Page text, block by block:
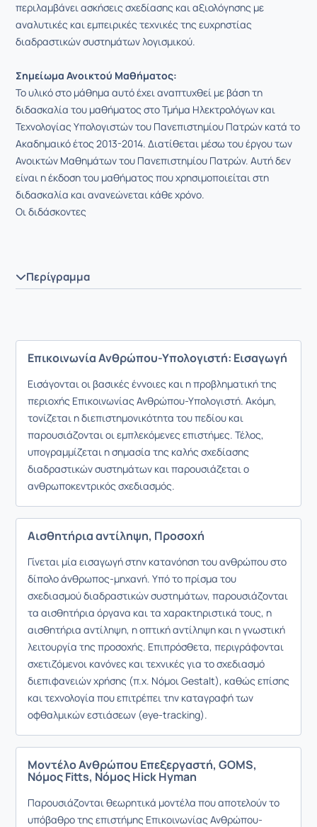
περιλαμβάνει ασκήσεις σχεδίασης και αξιολόγησης με
αναλυτικές και εμπειρικές τεχνικές της ευχρηστίας
διαδραστικών συστημάτων λογισμικού.
Σημείωμα Ανοικτού Μαθήματος:
Το υλικό στο μάθημα αυτό έχει αναπτυχθεί με βάση τη
διδασκαλία του μαθήματος στο Τμήμα Ηλεκτρολόγων και
Τεχνολογίας Υπολογιστών του Πανεπιστημίου Πατρών κατά το
Ακαδημαικό έτος 2013-2014. Διατίθεται μέσω του έργου των
Ανοικτών Μαθημάτων του Πανεπιστημίου Πατρών. Αυτή δεν
είναι η έκδοση του μαθήματος που χρησιμοποιείται στη
διδασκαλία και ανανεώνεται κάθε χρόνο.
Οι διδάσκοντες
Περίγραμμα
Επικοινωνία Ανθρώπου-Υπολογιστή: Εισαγωγή
Εισάγονται οι βασικές έννοιες και η προβληματική της
περιοχής Επικοινωνίας Ανθρώπου-Υπολογιστή. Ακόμη,
τονίζεται η διεπιστημονικότητα του πεδίου και
παρουσιάζονται οι εμπλεκόμενες επιστήμες. Τέλος,
υπογραμμίζεται η σημασία της καλής σχεδίασης
διαδραστικών συστημάτων και παρουσιάζεται ο
ανθρωποκεντρικός σχεδιασμός.
Αισθητήρια αντίληψη, Προσοχή
Γίνεται μία εισαγωγή στην κατανόηση του ανθρώπου στο
δίπολο άνθρωπος-μηχανή. Υπό το πρίσμα του
σχεδιασμού διαδραστικών συστημάτων, παρουσιάζονται
τα αισθητήρια όργανα και τα χαρακτηριστικά τους, η
αισθητήρια αντίληψη, η οπτική αντίληψη και η γνωστική
λειτουργία της προσοχής. Επιπρόσθετα, περιγράφονται
σχετιζόμενοι κανόνες και τεχνικές για το σχεδιασμό
διεπιφανειών χρήσης (π.χ. Νόμοι Gestalt), καθώς επίσης
και τεχνολογία που επιτρέπει την καταγραφή των
οφθαλμικών εστιάσεων (eye-tracking).
Μοντέλο Ανθρώπου Επεξεργαστή, GOMS,
Νόμος Fitts, Νόμος Hick Hyman
Παρουσιάζονται θεωρητικά μοντέλα που αποτελούν το
υπόβαθρο της επιστήμης Επικοινωνίας Ανθρώπου-